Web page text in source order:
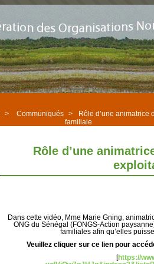
> Communiqués >
Rôle d’une animatrice
familiale
Rôle d’une
Dans cette vidéo, Mme Marie Gning,
ONG du Sénégal (FONGS-Action
familiales afin qu’elles
Veuillez cliquer sur ce lien pour
[https://